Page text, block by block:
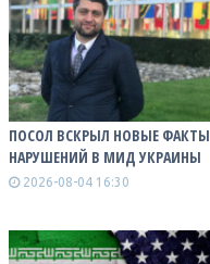
ПОСОЛ ВСКРЫЛ НОВЫЕ ФАКТЫ
НАРУШЕНИЙ В МИД УКРАИНЫ
2026-08-04 16:30